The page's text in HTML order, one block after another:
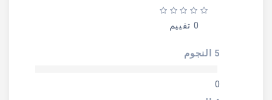
0 تقييم
5 النجوم
0